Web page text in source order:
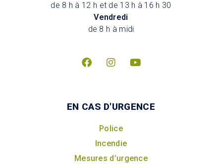
de 8 h à 12 h et de 13 h à 16 h 30
Vendredi
de 8 h à midi
EN CAS D'URGENCE
Police
Incendie
Mesures d’urgence